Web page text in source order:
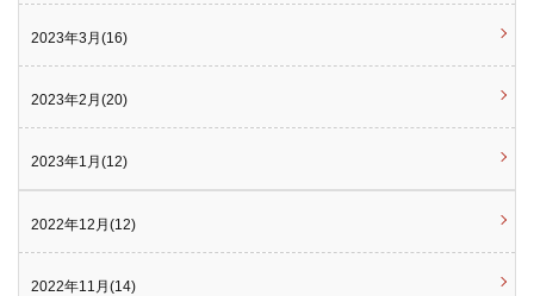
2023年3月(16)
2023年2月(20)
2023年1月(12)
2022年12月(12)
2022年11月(14)